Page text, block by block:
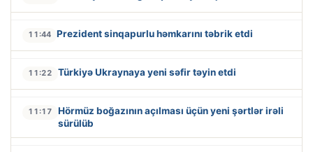
11:44 Prezident sinqapurlu həmkarını təbrik etdi
11:22 Türkiyə Ukraynaya yeni səfir təyin etdi
11:17
Hörmüz boğazının açılması üçün yeni şərtlər irəli
sürülüb